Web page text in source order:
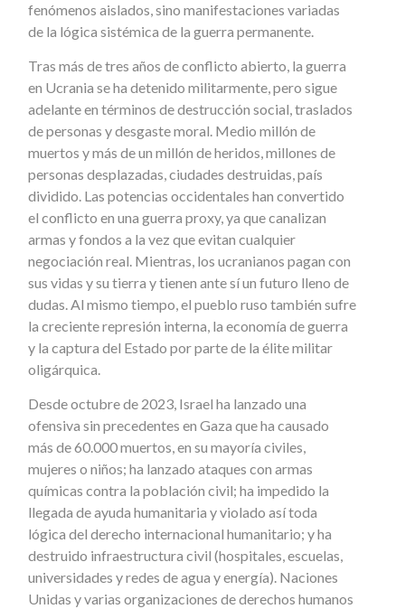
fenómenos aislados, sino manifestaciones variadas
de la lógica sistémica de la guerra permanente.
Tras más de tres años de conflicto abierto, la guerra
en Ucrania se ha detenido militarmente, pero sigue
adelante en términos de destrucción social, traslados
de personas y desgaste moral. Medio millón de
muertos y más de un millón de heridos, millones de
personas desplazadas, ciudades destruidas, país
dividido. Las potencias occidentales han convertido
el conflicto en una guerra proxy, ya que canalizan
armas y fondos a la vez que evitan cualquier
negociación real. Mientras, los ucranianos pagan con
sus vidas y su tierra y tienen ante sí un futuro lleno de
dudas. Al mismo tiempo, el pueblo ruso también sufre
la creciente represión interna, la economía de guerra
y la captura del Estado por parte de la élite militar
oligárquica.
Desde octubre de 2023, Israel ha lanzado una
ofensiva sin precedentes en Gaza que ha causado
más de 60.000 muertos, en su mayoría civiles,
mujeres o niños; ha lanzado ataques con armas
químicas contra la población civil; ha impedido la
llegada de ayuda humanitaria y violado así toda
lógica del derecho internacional humanitario; y ha
destruido infraestructura civil (hospitales, escuelas,
universidades y redes de agua y energía). Naciones
Unidas y varias organizaciones de derechos humanos